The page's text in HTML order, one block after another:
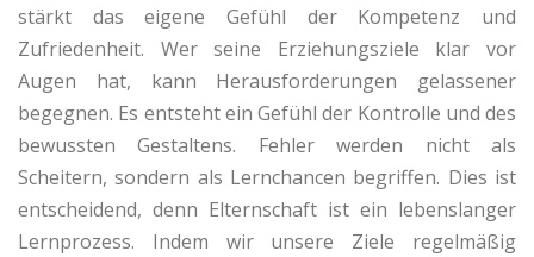
stärkt das eigene Gefühl der Kompetenz und
Zufriedenheit. Wer seine Erziehungsziele klar vor
Augen hat, kann Herausforderungen gelassener
begegnen. Es entsteht ein Gefühl der Kontrolle und des
bewussten Gestaltens. Fehler werden nicht als
Scheitern, sondern als Lernchancen begriffen. Dies ist
entscheidend, denn Elternschaft ist ein lebenslanger
Lernprozess. Indem wir unsere Ziele regelmäßig